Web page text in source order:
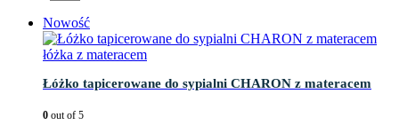
Nowość
łóżka z materacem
Łóżko tapicerowane do sypialni CHARON z materacem
0 out of 5